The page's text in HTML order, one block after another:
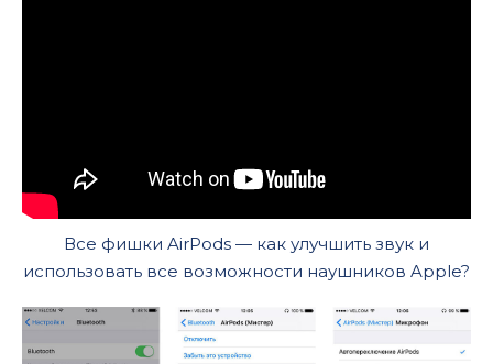
Все фишки AirPods — как улучшить звук и
использовать все возможности наушников Apple?